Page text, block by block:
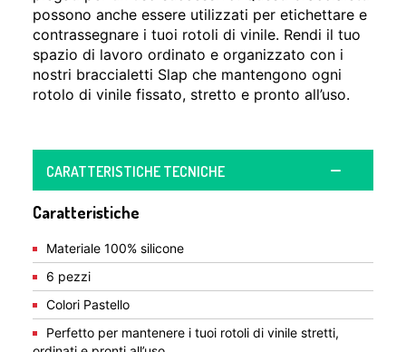
possono anche essere utilizzati per etichettare e
contrassegnare i tuoi rotoli di vinile. Rendi il tuo
spazio di lavoro ordinato e organizzato con i
nostri braccialetti Slap che mantengono ogni
rotolo di vinile fissato, stretto e pronto all’uso.
CARATTERISTICHE TECNICHE
Caratteristiche
Materiale 100% silicone
6 pezzi
Colori Pastello
Perfetto per mantenere i tuoi rotoli di vinile stretti,